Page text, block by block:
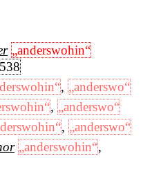
„anderswohin“
, „anderswo“
, „anderswo“
, „anderswo“
„anderswohin“,